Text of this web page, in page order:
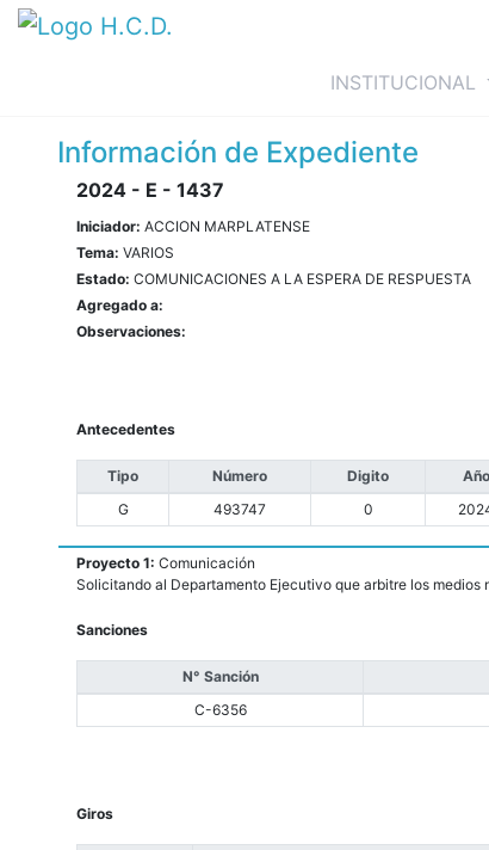
INSTITUCIONAL
Información de Expediente
2024 - E - 1437
Iniciador: ACCION MARPLATENSE
Tema: VARIOS
Estado: COMUNICACIONES A LA ESPERA DE RESPUESTA
Agregado a:
Observaciones:
Antecedentes
Tipo Número Digito Año
G
493747 0
Proyecto 1: Comunicación
Solicitando al Departamento Ejecutivo que arbitre los
Sanciones
N° Sanción
C-6356
Giros